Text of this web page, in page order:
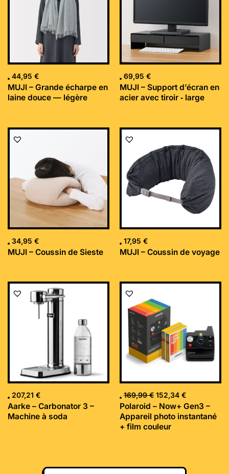
44,95 €
MUJI – Grande écharpe en
laine douce — légère
69,95 €
MUJI – Support d’écran en
acier avec tiroir ‐ large
34,95 €
MUJI – Coussin de Sieste
17,95 €
MUJI – Coussin de voyage
207,21 €
Aarke – Carbonator 3 –
Machine à soda
169,99€
Le
initial
était :
169,99 €.
152,34 €
Le
Polaroid – Now+ Gen3 –
Appareil photo instantané
+ film couleur